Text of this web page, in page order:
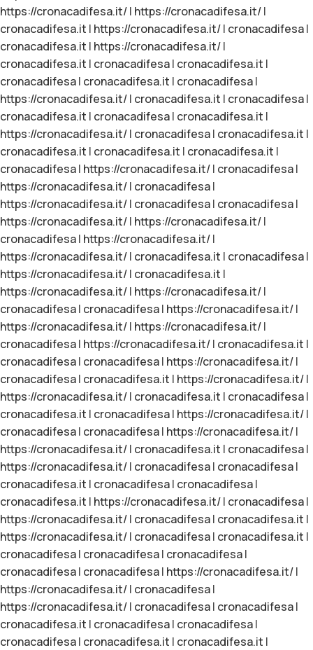
https://cronacadifesa.it/| https://cronacadifesa.it/|
cronacadifesa.it | https://cronacadifesa.it/| cronacadifesa|
cronacadifesa.it | https://cronacadifesa.it/|
cronacadifesa.it | cronacadifesa| cronacadifesa.it |
cronacadifesa| cronacadifesa.it | cronacadifesa|
https://cronacadifesa.it/| cronacadifesa.it | cronacadifesa|
cronacadifesa.it | cronacadifesa| cronacadifesa.it |
https://cronacadifesa.it/| cronacadifesa| cronacadifesa.it |
cronacadifesa.it | cronacadifesa.it | cronacadifesa.it |
cronacadifesa| https://cronacadifesa.it/| cronacadifesa|
https://cronacadifesa.it/| cronacadifesa|
https://cronacadifesa.it/| cronacadifesa| cronacadifesa|
https://cronacadifesa.it/| https://cronacadifesa.it/|
cronacadifesa| https://cronacadifesa.it/|
https://cronacadifesa.it/| cronacadifesa.it | cronacadifesa|
https://cronacadifesa.it/| cronacadifesa.it |
https://cronacadifesa.it/| https://cronacadifesa.it/|
cronacadifesa| cronacadifesa| https://cronacadifesa.it/|
https://cronacadifesa.it/| https://cronacadifesa.it/|
cronacadifesa| https://cronacadifesa.it/| cronacadifesa.it |
cronacadifesa| cronacadifesa| https://cronacadifesa.it/|
cronacadifesa| cronacadifesa.it | https://cronacadifesa.it/|
https://cronacadifesa.it/| cronacadifesa.it | cronacadifesa|
cronacadifesa.it | cronacadifesa| https://cronacadifesa.it/|
cronacadifesa| cronacadifesa| https://cronacadifesa.it/|
https://cronacadifesa.it/| cronacadifesa.it | cronacadifesa|
https://cronacadifesa.it/| cronacadifesa| cronacadifesa|
cronacadifesa.it | cronacadifesa| cronacadifesa|
cronacadifesa.it | https://cronacadifesa.it/| cronacadifesa|
https://cronacadifesa.it/| cronacadifesa| cronacadifesa.it |
https://cronacadifesa.it/| cronacadifesa| cronacadifesa.it |
cronacadifesa| cronacadifesa| cronacadifesa|
cronacadifesa| cronacadifesa| https://cronacadifesa.it/|
https://cronacadifesa.it/| cronacadifesa|
https://cronacadifesa.it/| cronacadifesa| cronacadifesa|
cronacadifesa.it | cronacadifesa| cronacadifesa|
cronacadifesa| cronacadifesa.it | cronacadifesa.it |